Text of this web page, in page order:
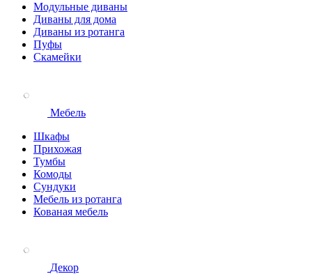
Модульные диваны
Диваны для дома
Диваны из ротанга
Пуфы
Скамейки
Мебель
Шкафы
Прихожая
Тумбы
Комоды
Сундуки
Мебель из ротанга
Кованая мебель
Декор